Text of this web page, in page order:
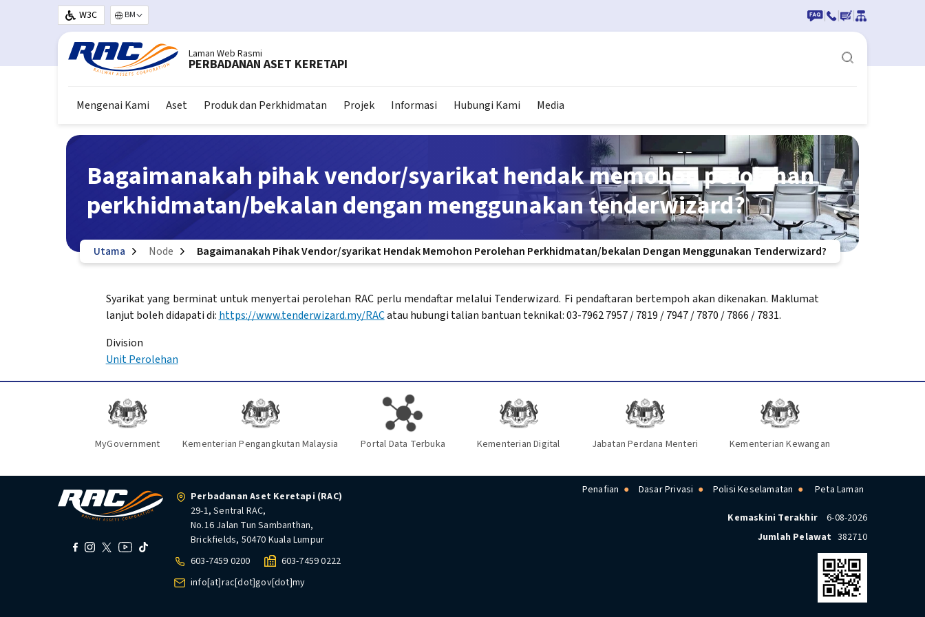
Langkau ke kandungan utama
W3C Select your language | | |
Laman Web Rasmi
PERBADANAN ASET KERETAPI
Mengenai Kami Aset Produk dan Perkhidmatan Projek Informasi Hubungi Kami Media
Bagaimanakah pihak vendor/syarikat hendak memohon perolehan
perkhidmatan/bekalan dengan menggunakan tenderwizard?
Utama Node Bagaimanakah Pihak Vendor/syarikat Hendak Memohon Perolehan Perkhidmatan/bekalan Dengan Menggunakan Tenderwizard?
Syarikat yang berminat untuk menyertai perolehan RAC perlu mendaftar melalui Tenderwizard. Fi pendaftaran bertempoh akan dikenakan. Maklumat
lanjut boleh didapati di: https://www.tenderwizard.my/RACatau hubungi talian bantuan teknikal: 03-7962 7957 / 7819 / 7947 / 7870 / 7866 / 7831.
Division
Unit Perolehan
MyGovernment Kementerian Pengangkutan Malaysia Portal Data Terbuka Kementerian Digital Jabatan Perdana Menteri Kementerian Kewangan
Perbadanan Aset Keretapi (RAC)
29-1, Sentral RAC,
No.16 Jalan Tun Sambanthan,
Brickfields, 50470 Kuala Lumpur
603-7459 0200
603-7459 0222
info[at]rac[dot]gov[dot]my
Penafian Dasar Privasi Polisi Keselamatan Peta Laman
Kemaskini Terakhir
6-08-2026
Jumlah Pelawat 382710